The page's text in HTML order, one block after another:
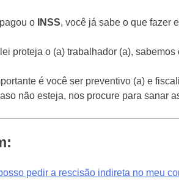
o INSS, você já sabe o que fazer
proteja o (a) trabalhador (a),
é você ser preventivo (a) e
não esteja, nos procure para sanar
pedir a rescisão indireta no meu